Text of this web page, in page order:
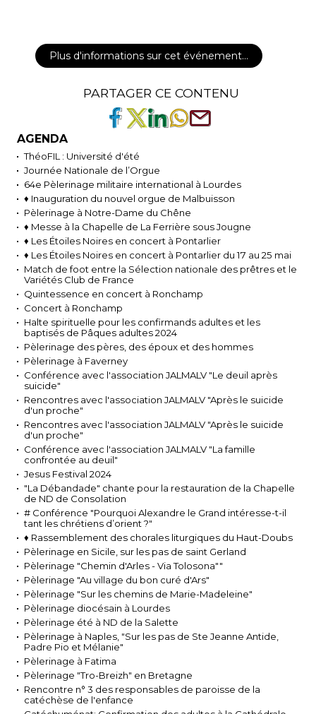
Plus d'informations sur cet événement…
PARTAGER CE CONTENU
AGENDA
ThéoFIL : Université d'été
Journée Nationale de l’Orgue
64e Pèlerinage militaire international à Lourdes
♦ Inauguration du nouvel orgue de Malbuisson
Pèlerinage à Notre-Dame du Chêne
♦ Messe à la Chapelle de La Ferrière sous Jougne
♦ Les Étoiles Noires en concert à Pontarlier
♦ Les Étoiles Noires en concert à Pontarlier du 17 au 25 mai
Match de foot entre la Sélection nationale des prêtres et le
Variétés Club de France
Quintessence en concert à Ronchamp
Concert à Ronchamp
Halte spirituelle pour les confirmands adultes et les
baptisés de Pâques adultes 2024
Pèlerinage des pères, des époux et des hommes
Pèlerinage à Faverney
Conférence avec l'association JALMALV "Le deuil après
suicide"
Rencontres avec l'association JALMALV "Après le suicide
d'un proche"
Rencontres avec l'association JALMALV "Après le suicide
d'un proche"
Conférence avec l'association JALMALV "La famille
confrontée au deuil"
Jesus Festival 2024
"La Débandade" chante pour la restauration de la Chapelle
de ND de Consolation
# Conférence "Pourquoi Alexandre le Grand intéresse-t-il
tant les chrétiens d’orient ?"
♦ Rassemblement des chorales liturgiques du Haut-Doubs
Pèlerinage en Sicile, sur les pas de saint Gerland
Pèlerinage "Chemin d'Arles - Via Tolosona""
Pèlerinage "Au village du bon curé d'Ars"
Pèlerinage "Sur les chemins de Marie-Madeleine"
Pèlerinage diocésain à Lourdes
Pèlerinage été à ND de la Salette
Pèlerinage à Naples, "Sur les pas de Ste Jeanne Antide,
Padre Pio et Mélanie"
Pèlerinage à Fatima
Pèlerinage "Tro-Breizh" en Bretagne
Rencontre n° 3 des responsables de paroisse de la
catéchèse de l'enfance